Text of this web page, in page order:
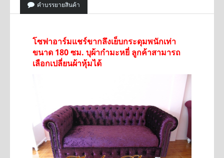
คำบรรยายสินค้า
โซฟาอาร์มแชร์ขากลึงเย็บกระดุมพนักเท่า
ขนาด 180 ซม. บุผ้ากำมะหยี่ ลูกค้าสามารถ
เลือกเปลี่ยนผ้าหุ้มได้